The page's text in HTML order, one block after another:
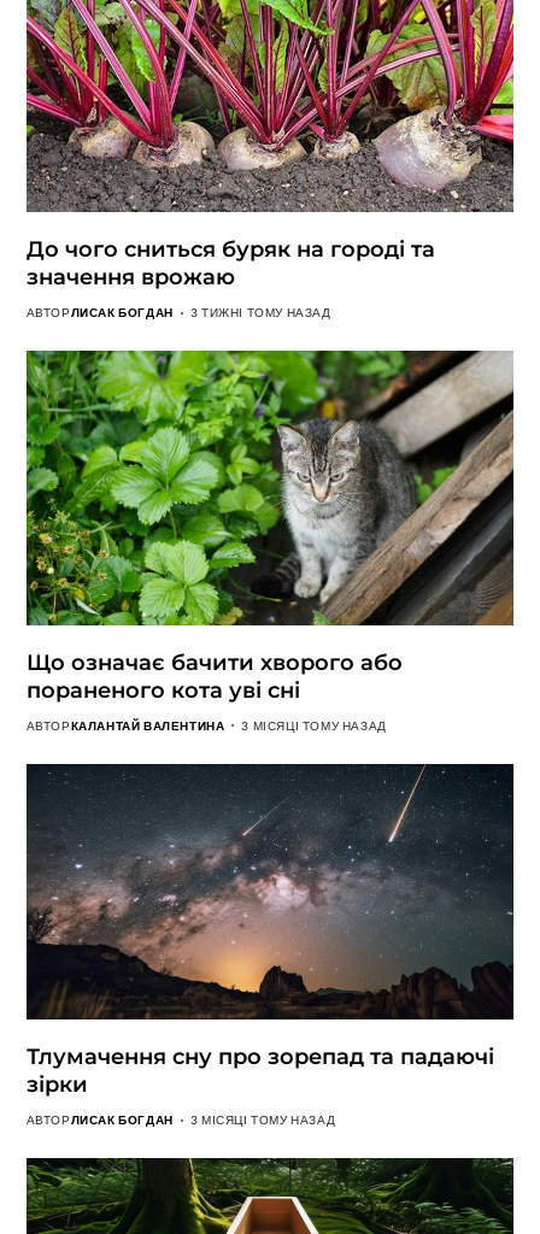
До чого сниться буряк на городі та
значення врожаю
АВТОРЛИСАК БОГДАН 3 ТИЖНІ ТОМУ НАЗАД
Що означає бачити хворого або
пораненого кота уві сні
АВТОРКАЛАНТАЙ ВАЛЕНТИНА 3 МІСЯЦІ ТОМУ НАЗАД
Тлумачення сну про зорепад та падаючі
зірки
АВТОРЛИСАК БОГДАН 3 МІСЯЦІ ТОМУ НАЗАД